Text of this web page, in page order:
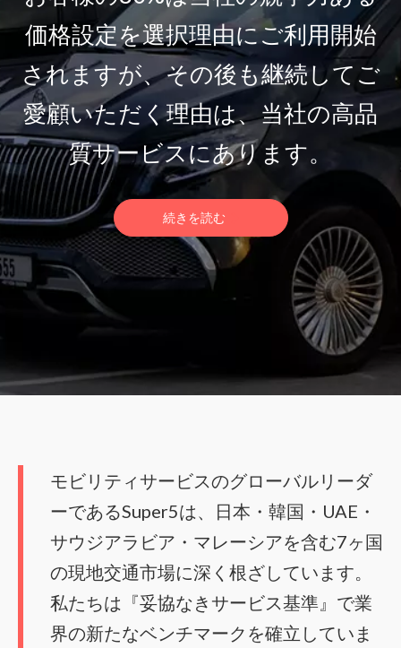
価格設定を選択理由にご利用開始
されますが、その後も継続してご
愛顧いただく理由は、当社の高品
質サービスにあります。
続きを読む
モビリティサービスのグローバルリーダ
ーであるSuper5は、日本・韓国・UAE・
サウジアラビア・マレーシアを含む7ヶ国
の現地交通市場に深く根ざしています。
私たちは『妥協なきサービス基準』で業
界の新たなベンチマークを確立していま